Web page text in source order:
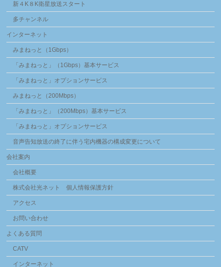
新４K８K衛星放送スタート
多チャンネル
インターネット
みまねっと（1Gbps）
「みまねっと」（1Gbps）基本サービス
「みまねっと」オプションサービス
みまねっと（200Mbps）
「みまねっと」（200Mbps）基本サービス
「みまねっと」オプションサービス
音声告知放送の終了に伴う宅内機器の構成変更について
会社案内
会社概要
株式会社光ネット 個人情報保護方針
アクセス
お問い合わせ
よくある質問
CATV
インターネット